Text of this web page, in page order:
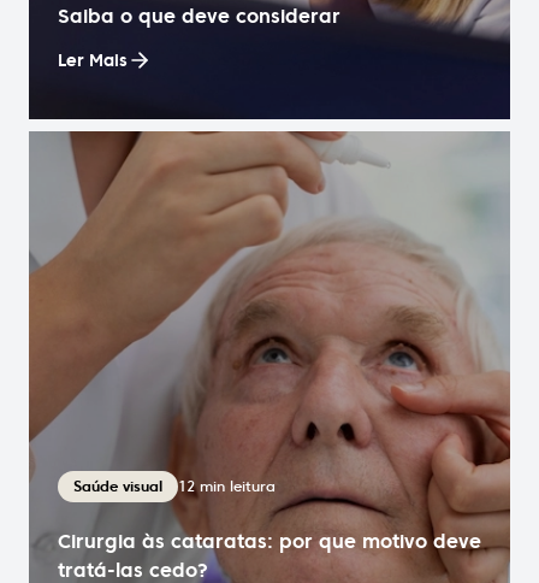
Saiba o que deve considerar
Ler Mais
Saúde visual 12min leitura
Cirurgia às cataratas: por que motivo deve
tratá-las cedo?